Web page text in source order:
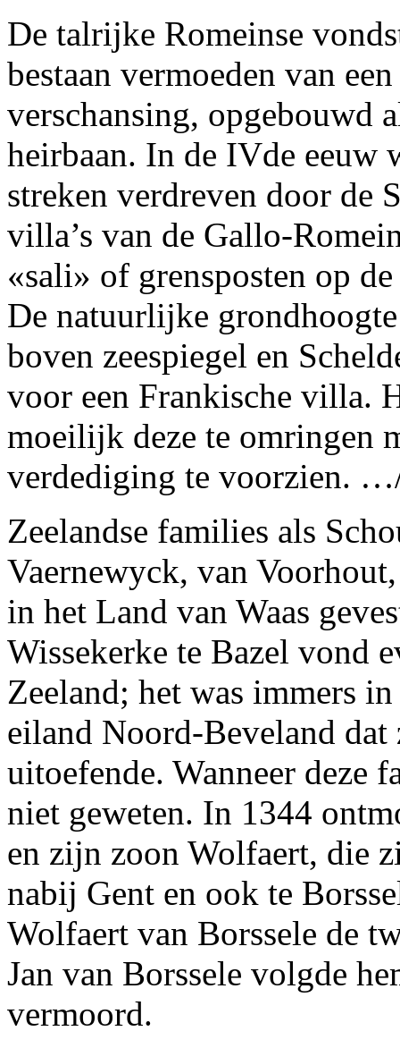
De talrijke Romeinse
bestaan vermoeden van
verschansing, opgebouwd
heirbaan. In de IVde eeuw
streken verdreven door de
villa’s van de Gallo-
«sali» of grensposten op
De natuurlijke
boven zeespiegel en
voor een Frankische villa.
moeilijk deze te omringen
verdediging te voorzien.
Zeelandse families als
Vaernewyck, van
in het Land van Waas
Wissekerke te Bazel vond
Zeeland; het was immers
eiland Noord-Beveland
uitoefende. Wanneer deze
niet geweten. In 1344
en zijn zoon Wolfaert, die
nabij Gent en ook te
Wolfaert van Borssele de
Jan van Borssele volgde
vermoord.